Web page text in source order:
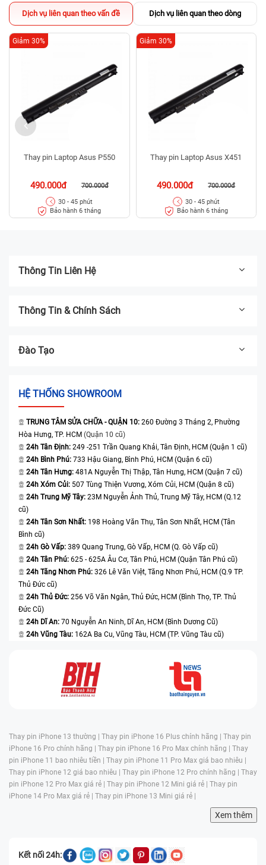
Dịch vụ liên quan theo vấn đề Dịch vụ liên quan theo dòng
Thay pin Laptop Asus P550
490.000đ 700.000đ
Giảm 30%
30 - 45 phút
Bảo hành 6 tháng
Thay pin Laptop Asus X451
490.000đ 700.000đ
Giảm 30%
30 - 45 phút
Bảo hành 6 tháng
Thông Tin Liên Hệ
Thông Tin & Chính Sách
Đào Tạo
HỆ THỐNG SHOWROOM
TRUNG TÂM SỬA CHỮA - QUẬN 10: 260 Đường 3 Tháng 2, Phường
Hòa Hưng, TP. HCM (Quận 10 cũ)
24h Tân Định: 249 -251 Trần Quang Khải, Tân Định, HCM (Quận 1 cũ)
24h Bình Phú: 733 Hậu Giang, Bình Phú, HCM (Quận 6 cũ)
24h Tân Hưng: 481A Nguyễn Thị Thập, Tân Hưng, HCM (Quận 7 cũ)
24h Xóm Củi: 507 Tùng Thiện Vương, Xóm Củi, HCM (Quận 8 cũ)
24h Trung Mỹ Tây: 23M Nguyễn Ảnh Thủ, Trung Mỹ Tây, HCM (Q.12
cũ)
24h Tân Sơn Nhất: 198 Hoàng Văn Thụ, Tân Sơn Nhất, HCM (Tân
Bình cũ)
24h Gò Vấp: 389 Quang Trung, Gò Vấp, HCM (Q. Gò Vấp cũ)
24h Tân Phú: 625 - 625A Âu Cơ, Tân Phú, HCM (Quận Tân Phú cũ)
24h Tăng Nhơn Phú: 326 Lê Văn Việt, Tăng Nhơn Phú, HCM (Q.9 TP.
Thủ Đức cũ)
24h Thủ Đức: 256 Võ Văn Ngân, Thủ Đức, HCM (Bình Thọ, TP. Thủ
Đức Cũ)
24h Dĩ An: 70 Nguyễn An Ninh, Dĩ An, HCM (Bình Dương Cũ)
24h Vũng Tàu: 162A Ba Cu, Vũng Tàu, HCM (TP. Vũng Tàu cũ)
Thay pin iPhone 13 thường | Thay pin iPhone 16 Plus chính hãng | Thay pin
iPhone 16 Pro chính hãng | Thay pin iPhone 16 Pro Max chính hãng | Thay
pin iPhone 11 bao nhiêu tiền | Thay pin iPhone 11 Pro Max giá bao nhiêu |
Thay pin iPhone 12 giá bao nhiêu | Thay pin iPhone 12 Pro chính hãng | Thay
pin iPhone 12 Pro Max giá rẻ | Thay pin iPhone 12 Mini giá rẻ | Thay pin
iPhone 14 Pro Max giá rẻ | Thay pin iPhone 13 Mini giá rẻ |
Xem thêm
Kết nối 24h: